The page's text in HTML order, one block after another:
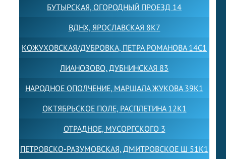
БУТЫРСКАЯ, ОГОРОДНЫЙ ПРОЕЗД 14
ВДНХ, ЯРОСЛАВСКАЯ 8К7
КОЖУХОВСКАЯ/ДУБРОВКА, ПЕТРА РОМАНОВА 14С1
ЛИАНОЗОВО, ДУБНИНСКАЯ 83
НАРОДНОЕ ОПОЛЧЕНИЕ, МАРШАЛА ЖУКОВА 39К1
ОКТЯБРЬСКОЕ ПОЛЕ, РАСПЛЕТИНА 12К1
ОТРАДНОЕ, МУСОРГСКОГО 3
ПЕТРОВСКО-РАЗУМОВСКАЯ, ДМИТРОВСКОЕ Ш 51К1